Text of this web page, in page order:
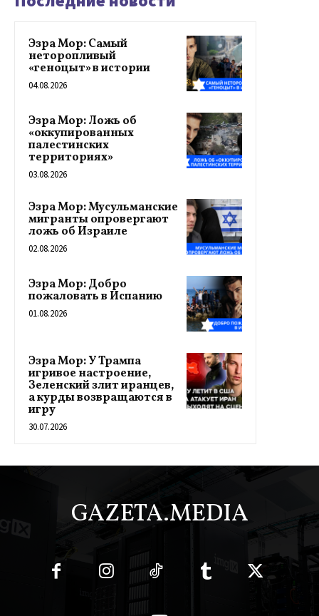
Эзра Мор: Самый
неторопливый
«геноцыт» в истории
04.08.2026
Эзра Мор: Ложь об
«оккупированных
палестинских
территориях»
03.08.2026
Эзра Мор: Мусульманские
мигранты опровергают
ложь об Израиле
02.08.2026
Эзра Мор: Добро
пожаловать в Испанию
01.08.2026
Эзра Мор: У Трампа
игривое настроение,
Зеленский злит иранцев,
а курды возвращаются в
игру
30.07.2026
GAZETA.MEDIA